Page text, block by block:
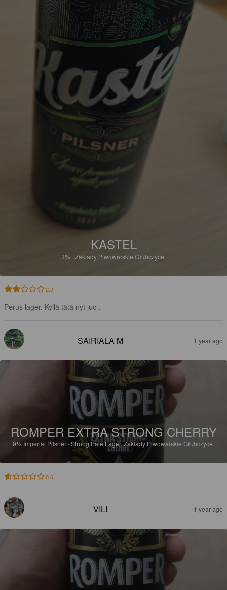
KASTEL
3% . Zaklady Piwowarskie Głubczyce.
2.0
Perus lager. Kyllä tätä nyt juo .
SAIRIALA M 1 year ago
ROMPER EXTRA STRONG CHERRY
9% Imperial Pilsner / Strong Pale Lager.Zaklady Piwowarskie Głubczyce.
0.6
VILI 1 year ago